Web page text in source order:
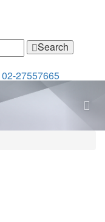
Search
02-27557665